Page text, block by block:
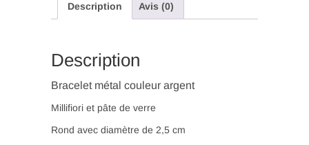
9)
Description Avis (0)
Description
Bracelet métal couleur argent
Millifiori et pâte de verre
Rond avec diamètre de 2,5 cm